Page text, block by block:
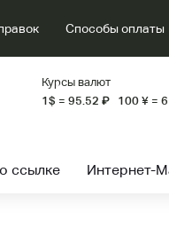
Способы оплаты
Курсы валют
1$ = 95.52 ₽ 100 ¥ =
ссылке Интернет-